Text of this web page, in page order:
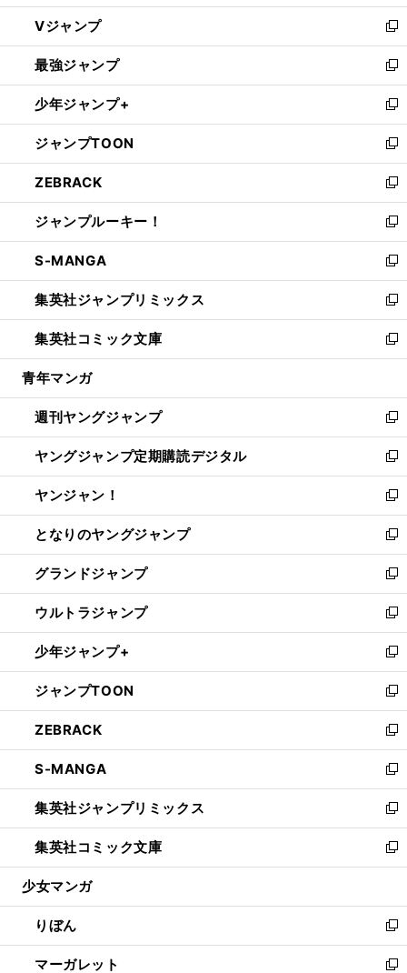
ウ
ィ
ン
ド
ウ
で
開
く
し
い
ウ
ィ
ン
ド
ウ
で
開
く
Vジャンプ
新
し
い
ウ
ィ
ン
ド
ウ
で
開
く
最強ジャンプ
新
し
い
ウ
ィ
ン
ド
ウ
で
開
く
少年ジャンプ+
新
し
い
ウ
ィ
ン
ド
ウ
で
開
く
ジャンプTOON
新
し
い
ウ
ィ
ン
ド
ウ
で
開
く
ZEBRACK
新
し
い
ウ
ィ
ン
ド
ウ
で
開
ジャンプルーキー！
新
し
い
ウ
ィ
ン
ド
ウ
開
く
S-MANGA
新
し
い
ウ
ィ
ン
ウ
で
開
く
集英社ジャンプリミックス
新
し
い
ウ
ン
ド
ウ
で
開
く
集英社コミック文庫
新
し
ウ
ィ
ン
ド
ウ
で
開
く
青年マンガ
週刊ヤングジャンプ
新
し
い
ウ
ィ
ン
ド
ウ
で
開
く
ヤングジャンプ定期購読デジタル
新
し
い
ウ
ィ
ン
ド
ウ
で
開
く
ヤンジャン！
新
し
い
ウ
ィ
ン
ド
ウ
で
開
く
となりのヤングジャンプ
新
し
い
ウ
ィ
ン
ド
ウ
で
開
く
グランドジャンプ
新
し
い
ウ
ィ
ン
ド
ウ
で
開
く
ウルトラジャンプ
新
し
い
ウ
ィ
ン
ド
ウ
で
開
く
少年ジャンプ+
新
し
い
ウ
ィ
ン
ド
ウ
で
開
く
ジャンプTOON
新
し
い
ウ
ィ
ン
ド
ウ
で
開
ZEBRACK
新
し
い
ウ
ィ
ン
ド
ウ
開
く
S-MANGA
新
し
い
ウ
ィ
ン
ウ
で
開
く
集英社ジャンプリミックス
新
し
い
ウ
ン
ド
ウ
で
集英社コミック文庫
新
し
ウ
ィ
ン
ド
少女マンガ
りぼん
新
し
い
マーガレット 新